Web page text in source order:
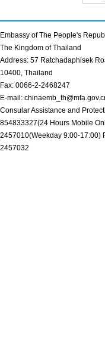
Embassy of The People's
The Kingdom of Thailand
Address: 57 Ratchadaphisek
10400, Thailand
Fax: 0066-2-2468247
E-mail:
Consular Assistance and
854833327(24 Hours Mobile
2457010(Weekday 9:00-17:00)
2457032